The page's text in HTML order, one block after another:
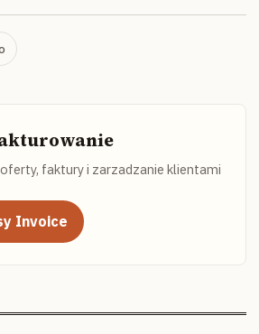
faktury i zarzadzanie klientami
Invoice